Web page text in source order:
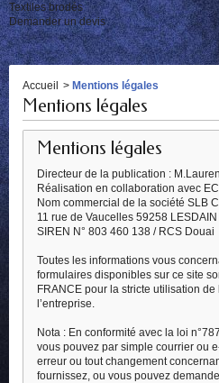
Textiles brodés
Demander un devis
Accueil > Mentions légales
Mentions légales
Mentions légales
Directeur de la publication :
Réalisation en collaboration avec
Nom commercial de la société SLB
11 rue de Vaucelles 59258 LESDAIN
SIREN N° 803 460 138 / RCS Douai
Toutes les informations vous
formulaires disponibles sur ce site
FRANCE pour la stricte utilisation
l’entreprise.
Nota : En conformité avec la loi
vous pouvez par simple courrier ou
erreur ou tout changement
fournissez, ou vous pouvez